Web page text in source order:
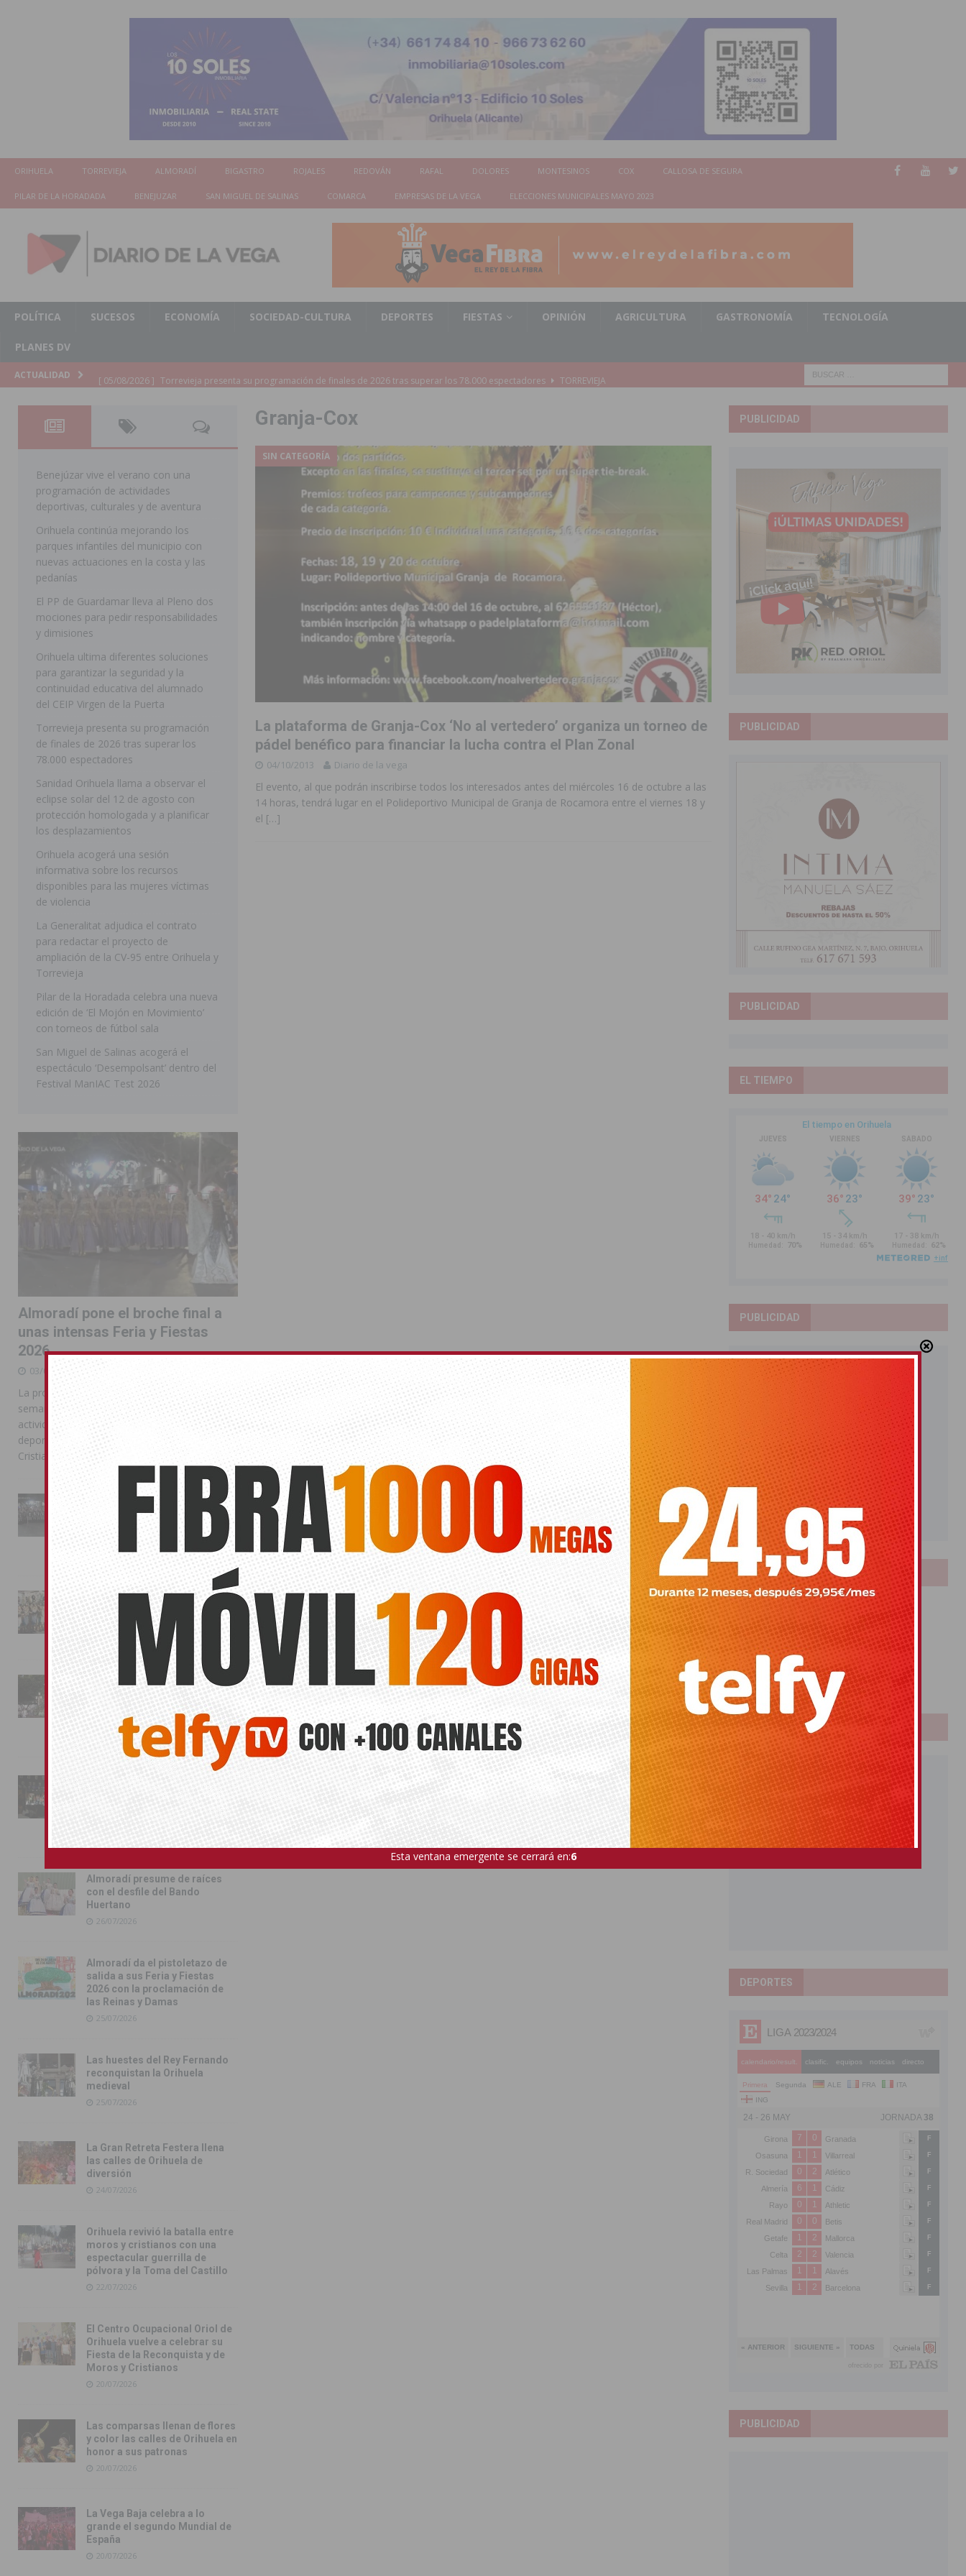
ORIHUELA TORREVIEJA ALMORADÍ BIGASTRO ROJALES REDOVÁN RAFAL DOLORES MONTESINOS COX CALLOSA DE SEGURA
PILAR DE LA HORADADA BENEJUZAR SAN MIGUEL DE SALINAS COMARCA EMPRESAS DE LA VEGA ELECCIONES MUNICIPALES MAYO 2023
POLÍTICA SUCESOS ECONOMÍA SOCIEDAD-CULTURA DEPORTES FIESTAS OPINIÓN AGRICULTURA GASTRONOMÍA TECNOLOGÍA
PLANES DV
ACTUALIDAD Torrevieja presenta su programación de finales de 2026 tras superar los 78.000 espectadores
los desplazamientos
ORIHUELA
[ 05/08/2026 ] Orihuela acogerá una sesión informativa sobre los recursos disponibles para las mujeres víctimas de violencia
ORIHUELA
[ 05/08/2026 ] La Generalitat adjudica el contrato para redactar el proyecto de ampliación de la CV-95 entre Orihuela y
[ 05/08/2026 ] Pilar de la Horadada celebra una nueva edición de ‘El Mojón en Movimiento’ con torneos de fútbol sala
DE LA HORADADA
San Miguel de Salinas acogerá el espectáculo ‘Desempolsant’ dentro del Festival ManIAC Test 2026
SAN
MIGUEL DE SALINAS
Quince años compartiendo la pasión por el golf
ORIHUELA
[ 05/08/2026 ]
La Guardia Civil detiene a un hombre en Torrevieja tras ser sorprendido con un arma de fuego en la vía pública
TORREVIEJA
ORIHUELA
[ 05/08/2026 ]
La Policía Local de Rojales pone a disposición judicial a un conductor por conducir bajo los efectos del alcohol
ROJALES
[ 05/08/2026 ] Bigastro celebra hoy el tercer día de vaquillas dentro de sus Fiestas Patronales en honor a San Joaquín 2026
BIGASTRO
[ 06/08/2026 ]
BENEJUZAR
pedanías
ORIHUELA
[ 06/08/2026 ] El PP de Guardamar lleva al Pleno dos mociones para pedir responsabilidades y dimisiones
CEIP Virgen de la Puerta
Granja-Cox
SIN CATEGORÍA
La plataforma de Granja-Cox ‘No al vertedero’ organiza un torneo de
pádel benéfico para financiar la lucha contra el Plan Zonal
04/10/2013 Diario de la vega
El evento, al que podrán inscribirse todos los interesados antes del miércoles 16 de octubre a las
14 horas, tendrá lugar en el Polideportivo Municipal de Granja de Rocamora entre el viernes 18 y
el […]
Benejúzar vive el verano con una
programación de actividades
deportivas, culturales y de aventura
Orihuela continúa mejorando los
parques infantiles del municipio con
nuevas actuaciones en la costa y las
pedanías
El PP de Guardamar lleva al Pleno dos
mociones para pedir responsabilidades
y dimisiones
Orihuela ultima diferentes soluciones
para garantizar la seguridad y la
continuidad educativa del alumnado
del CEIP Virgen de la Puerta
Torrevieja presenta su programación
de finales de 2026 tras superar los
78.000 espectadores
Sanidad Orihuela llama a observar el
eclipse solar del 12 de agosto con
protección homologada y a planificar
los desplazamientos
Orihuela acogerá una sesión
informativa sobre los recursos
disponibles para las mujeres víctimas
de violencia
La Generalitat adjudica el contrato
para redactar el proyecto de
ampliación de la CV-95 entre Orihuela y
Torrevieja
Pilar de la Horadada celebra una nueva
edición de ‘El Mojón en Movimiento’
con torneos de fútbol sala
San Miguel de Salinas acogerá el
espectáculo ‘Desempolsant’ dentro del
Festival ManIAC Test 2026
Almoradí pone el broche final a
unas intensas Feria y Fiestas
2026
03/08/2026
La programación reunió durante más de una
semana actos institucionales, conciertos,
actividades familiares, competiciones
deportivas y las celebraciones de Moros y
Cristianos
La Entrada Cristiana llena de
esplendor las calles de
Almoradí en una multitudinaria
jornada festera
02/08/2026
La magia de la Entrada Mora
conquista las calles de
Almoradí
01/08/2026
La fiesta se adueña de
Almoradí con la presentación
de los cargos festeros y la
toma del castillo
31/07/2026
Pilar de la Horadada
conmemora con emoción el
40º aniversario de su
independencia como municipio
31/07/2026
Almoradí presume de raíces
con el desfile del Bando
Huertano
26/07/2026
Almoradí da el pistoletazo de
salida a sus Feria y Fiestas
2026 con la proclamación de
las Reinas y Damas
25/07/2026
Las huestes del Rey Fernando
reconquistan la Orihuela
medieval
25/07/2026
La Gran Retreta Festera llena
las calles de Orihuela de
diversión
24/07/2026
Orihuela revivió la batalla entre
moros y cristianos con una
espectacular guerrilla de
pólvora y la Toma del Castillo
22/07/2026
El Centro Ocupacional Oriol de
Orihuela vuelve a celebrar su
Fiesta de la Reconquista y de
Moros y Cristianos
20/07/2026
Las comparsas llenan de flores
y color las calles de Orihuela en
honor a sus patronas
20/07/2026
La Vega Baja celebra a lo
grande el segundo Mundial de
España
20/07/2026
PUBLICIDAD
PUBLICIDAD
PUBLICIDAD
EL TIEMPO
PUBLICIDAD
LOTERIAS
Bonoloto
Primitiva
El Gordo
Euromillones
Loteria
Once
PUBLICIDAD
DEPORTES
PUBLICIDAD
Esta ventana emergente se cerrará en:4